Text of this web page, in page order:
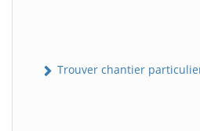
Trouver chantier